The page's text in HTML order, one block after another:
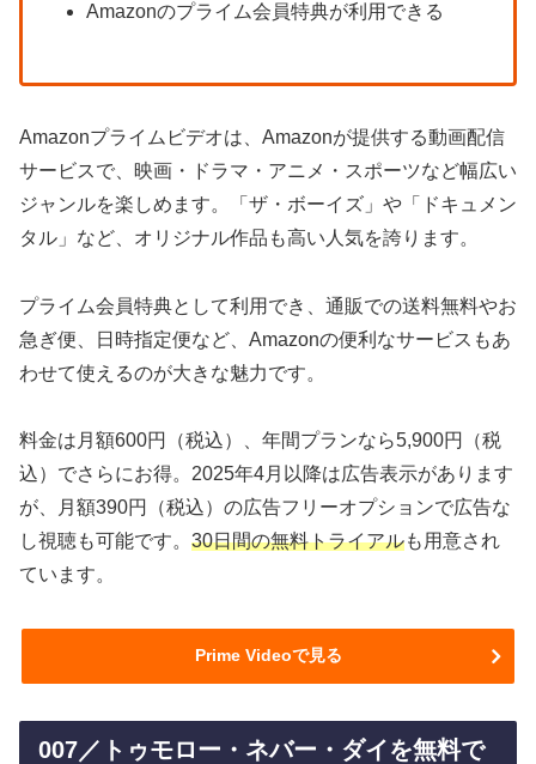
Amazonのプライム会員特典が利用できる
Amazonプライムビデオは、Amazonが提供する動画配信
サービスで、映画・ドラマ・アニメ・スポーツなど幅広い
ジャンルを楽しめます。「ザ・ボーイズ」や「ドキュメン
タル」など、オリジナル作品も高い人気を誇ります。
プライム会員特典として利用でき、通販での送料無料やお
急ぎ便、日時指定便など、Amazonの便利なサービスもあ
わせて使えるのが大きな魅力です。
料金は月額600円（税込）、年間プランなら5,900円（税
込）でさらにお得。2025年4月以降は広告表示があります
が、月額390円（税込）の広告フリーオプションで広告な
し視聴も可能です。 30日間の無料トライアルも用意され
ています。
Prime Videoで見る
007／トゥモロー・ネバー・ダイを無料で